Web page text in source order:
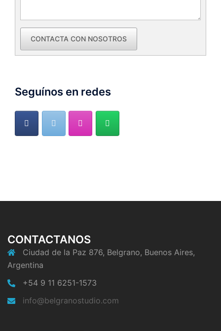
CONTACTA CON NOSOTROS
Seguínos en redes
CONTACTANOS
Ciudad de la Paz 876, Belgrano, Buenos Aires,
Argentina
+54 9 11 6251-1573
info@belgranostudio.com